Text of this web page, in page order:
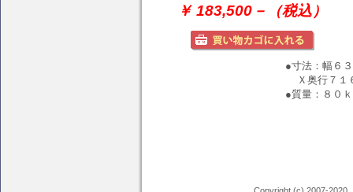
￥ 183,500－（税込）
●寸法：幅６
Ｘ奥行７１
●質量：８０